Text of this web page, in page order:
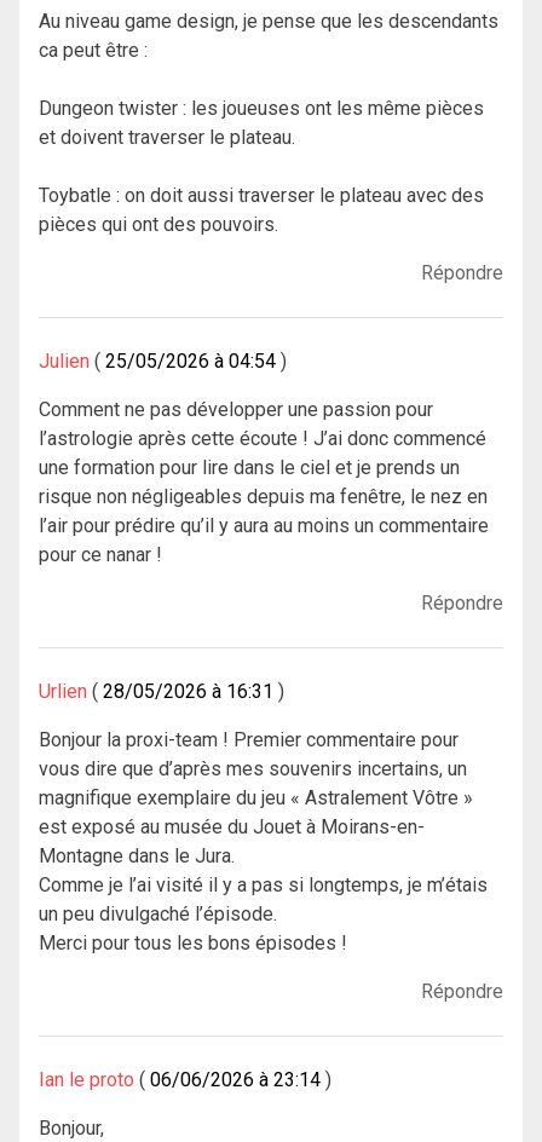
Au niveau game design, je pense que les descendants
ca peut être :
Dungeon twister : les joueuses ont les même pièces
et doivent traverser le plateau.
Toybatle : on doit aussi traverser le plateau avec des
pièces qui ont des pouvoirs.
Répondre
Julien 25/05/2026 à 04:54
Comment ne pas développer une passion pour
l’astrologie après cette écoute ! J’ai donc commencé
une formation pour lire dans le ciel et je prends un
risque non négligeables depuis ma fenêtre, le nez en
l’air pour prédire qu’il y aura au moins un commentaire
pour ce nanar !
Répondre
Urlien 28/05/2026 à 16:31
Bonjour la proxi-team ! Premier commentaire pour
vous dire que d’après mes souvenirs incertains, un
magnifique exemplaire du jeu « Astralement Vôtre »
est exposé au musée du Jouet à Moirans-en-
Montagne dans le Jura.
Comme je l’ai visité il y a pas si longtemps, je m’étais
un peu divulgaché l’épisode.
Merci pour tous les bons épisodes !
Répondre
Ian le proto 06/06/2026 à 23:14
Bonjour,